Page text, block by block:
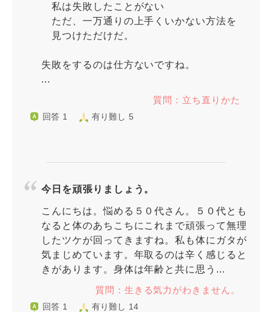
私は失敗したことがない
ただ、一万通りの上手くいかない方法を
見つけただけだ。
失敗をするのは仕方ないですね。
...
質問：立ち直りかた
回答 1 有り難し 5
今日を頑張りましょう。
こんにちは。悩める５０代さん。５０代とも
なると体のあちこちにこれまで頑張って無理
したツケが回ってきますね。私も体にガタが
気まじめています。年取るのは辛く感じると
きがあります。身体は年齢と共に思う...
質問：生きる気力がわきません。
回答 1 有り難し 14